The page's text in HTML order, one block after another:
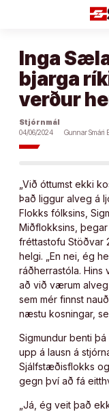
Inga
bjarga
verður
Stjórnmál
04/06/2024
Gunnar Smári
„Við óttumst ekki
Það liggur alveg á
Flokks fólksins,
Miðflokksins,
fréttastofu Stöðvar
helgi. „En nei, ég
ráðherrastóla.
að við værum alveg
sem mér finnst
næstu kosningar,
Sigmundur benti
upp á lausn á
Sjálfstæðisflokks og
gegn því að fá
„Já, ég veit það